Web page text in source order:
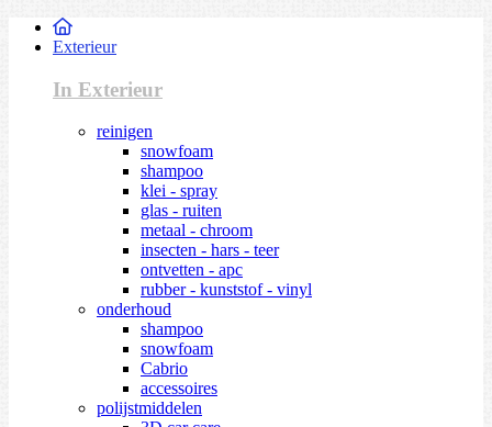
Exterieur
In Exterieur
reinigen
snowfoam
shampoo
klei - spray
glas - ruiten
metaal - chroom
insecten - hars - teer
ontvetten - apc
rubber - kunststof - vinyl
onderhoud
shampoo
snowfoam
Cabrio
accessoires
polijstmiddelen